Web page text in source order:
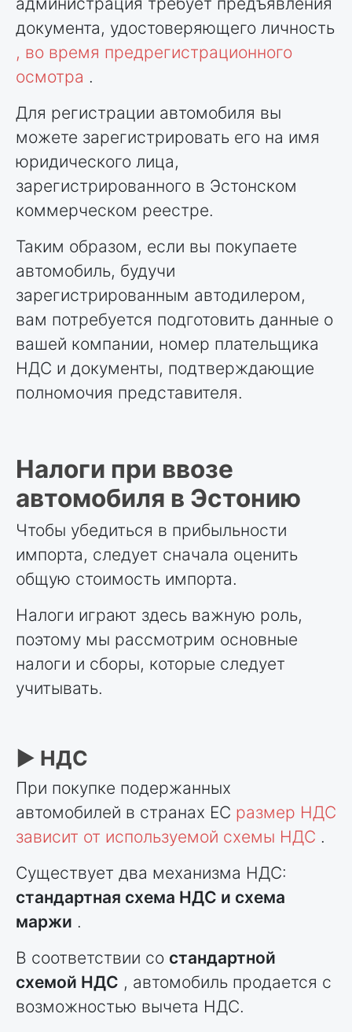
документа, удостоверяющего личность
, во время предрегистрационного
осмотра .
Для регистрации автомобиля вы
можете зарегистрировать его на имя
юридического лица,
зарегистрированного в Эстонском
коммерческом реестре.
Таким образом, если вы покупаете
автомобиль, будучи
зарегистрированным автодилером,
вам потребуется подготовить данные о
вашей компании, номер плательщика
НДС и документы, подтверждающие
полномочия представителя.
Налоги при ввозе
автомобиля в Эстонию
Чтобы убедиться в прибыльности
импорта, следует сначала оценить
общую стоимость импорта.
Налоги играют здесь важную роль,
поэтому мы рассмотрим основные
налоги и сборы, которые следует
учитывать.
► НДС
При покупке подержанных
автомобилей в странах ЕС размер НДС
зависит от используемой схемы НДС .
Существует два механизма НДС:
стандартная схема НДС и схема
маржи .
В соответствии со стандартной
схемой НДС , автомобиль продается с
возможностью вычета НДС.